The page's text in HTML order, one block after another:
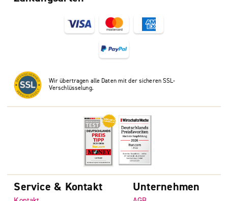
Wir übertragen alle Daten mit der sicheren SSL-
Verschlüsselung.
Service & Kontakt Unternehmen